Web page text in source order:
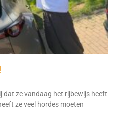
dat ze vandaag het rijbewijs heeft
ze veel hordes moeten